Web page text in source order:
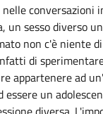
conversazioni
un sesso diverso
non c'è niente
di
appartenere ad
essere un